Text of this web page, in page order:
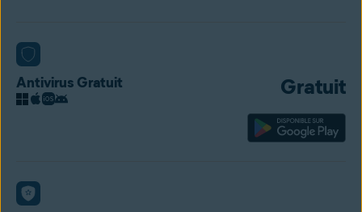
Antivirus Gratuit Gratuit